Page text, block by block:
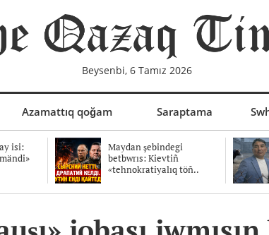
Beysenbi, 6 Tamız 2026
Azamattıq qoğam Saraptama
isi:
Maydan şebindegi
betbwrıs: Kievtiñ
«tehnokratiyalıq töñ..